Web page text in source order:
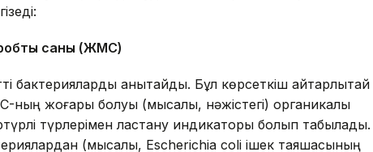
саны (ЖМС)
бактерияларды анықтайды. Бұл көрсеткіш айтарлықтай
ның жоғары болуы (мысалы, нәжістегі) органикалық
түрлерімен ластану индикаторы болып табылады.
(мысалы, Escherіchіa colі ішек таяқшасының